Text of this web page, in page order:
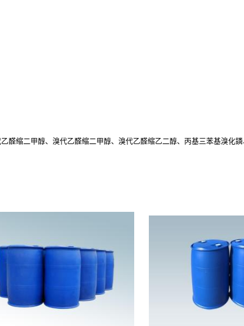
醛缩二甲醇、溴代乙醛缩二甲醇、溴代乙醛缩乙二醇、丙基三苯基溴化